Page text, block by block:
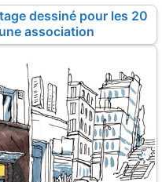
dessiné pour les 20
association